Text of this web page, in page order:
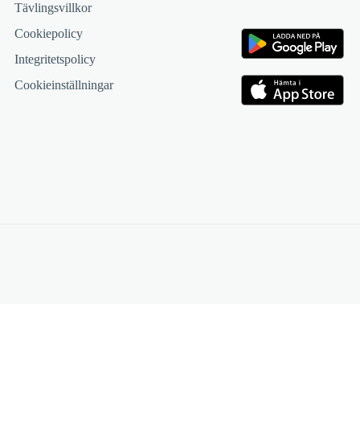
Tävlingsvillkor
Cookiepolicy
Integritetspolicy
Cookieinställningar